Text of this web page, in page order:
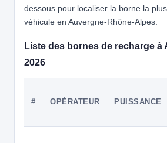
IZIVIA
INTERMARCHE - BEON
⚡ 7.36 kW CCS2 · CHAdeMO · Type 2 · EF
Recharge gratuite
SIEA/68907e31a43c740e3e6726cb
📍 Place de la Mairie, Valromey-sur-Séran
dessous pour localiser la borne la
véhicule en Auvergne-Rhône-Alpes.
Liste des bornes de recharge
2026
# OPÉRATEUR PUISSANCE